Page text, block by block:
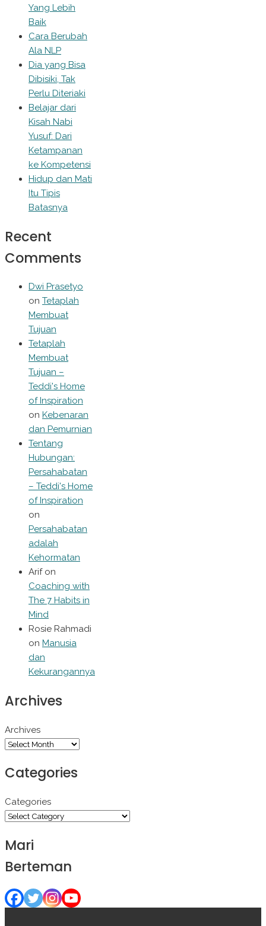
Yang Lebih
Baik
Cara Berubah
Ala NLP
Dia yang Bisa
Dibisiki, Tak
Perlu Diteriaki
Belajar dari
Kisah Nabi
Yusuf: Dari
Ketampanan
ke Kompetensi
Hidup dan Mati
Itu Tipis
Batasnya
Recent
Comments
Dwi Prasetyo
on Tetaplah
Membuat
Tujuan
Tetaplah
Membuat
Tujuan –
Teddi's Home
of Inspiration
on Kebenaran
dan Pemurnian
Tentang
Hubungan:
Persahabatan
– Teddi's Home
of Inspiration
on
Persahabatan
adalah
Kehormatan
Arifon
Coaching with
The 7 Habits in
Mind
Rosie Rahmadi
on Manusia
dan
Kekurangannya
Archives
Archives
Categories
Categories
Mari
Berteman